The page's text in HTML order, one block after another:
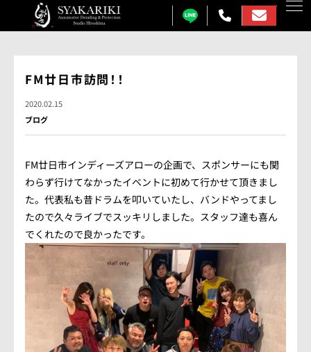
プロテクションフィルム
カーフィルム
カーラッピング
ガラス研磨
しゃかりきについて
施工事例
各メニュー料金表
会社概要
アクセス情報
FM廿日市訪問！！
2020.02.15
ブログ
FM廿日市インディーズアローの企画で、スポンサーにも関
わらず行けてなかったイベントに初めて行かせて頂きまし
た。代表私も昔ドラムを叩いていたし、バンドやってまし
たので久々ライブでスッキリしました。スタッフ達も喜ん
でくれたので良かったです。